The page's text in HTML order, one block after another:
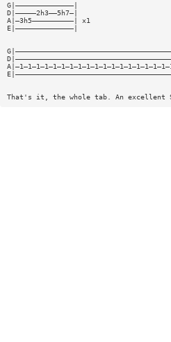
G|——————————————|
D|—————2h3——5h7—|
A|—3h5——————————| x1
E|——————————————|
That's it, the whole tab. An excellent